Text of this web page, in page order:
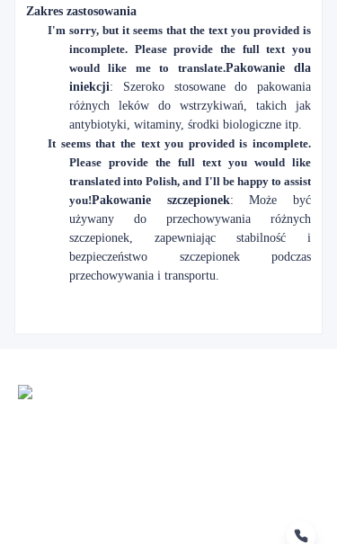
Zakres zastosowania
I'm sorry, but it seems that the text you provided is
incomplete. Please provide the full text you
would like me to translate.Pakowanie dla
iniekcji: Szeroko stosowane do pakowania
różnych leków do wstrzykiwań, takich jak
antybiotyki, witaminy, środki biologiczne itp.
It seems that the text you provided is incomplete.
Please provide the full text you would like
translated into Polish, and I'll be happy to assist
you!Pakowanie szczepionek: Może być
używany do przechowywania różnych
szczepionek, zapewniając stabilność i
bezpieczeństwo szczepionek podczas
przechowywania i transportu.